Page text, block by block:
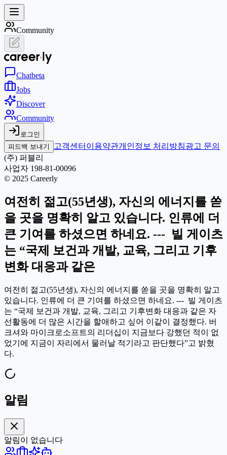
Community
Chatbeta
Jobs
Discover
Community
로그인
피드백 보내기
고객센터 이용약관개인정보 처리방침광고 문의
(주) 퍼블리
사업자 198-81-00096
© 2025 Careerly
여전히 젊고(55년생), 자신의 에너지를 쏟
을 곳을 명확히 알고 있습니다. 인류에 더
큰 기여를 하셨으면 하네요. --- 빌 게이츠
는 “국제 보건과 개발, 교육, 그리고 기후
변화 대응과 같은
여전히 젊고(55년생), 자신의 에너지를 쏟을 곳을 명확히 알고
있습니다. 인류에 더 큰 기여를 하셨으면 하네요. --- 빌 게이츠
는 “국제 보건과 개발, 교육, 그리고 기후변화 대응과 같은 자
선활동에 더 많은 시간을 할애하고 싶어 이같이 결정했다. 버
크셔와 마이크로소프트의 리더십이 지금보다 강했던 적이 없
었기에 지금이 자리에서 물러날 적기라고 판단했다”고 밝혔
다.
알림
알림이 없습니다